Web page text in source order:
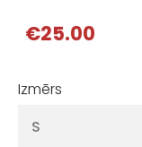
€25.00
Izmērs